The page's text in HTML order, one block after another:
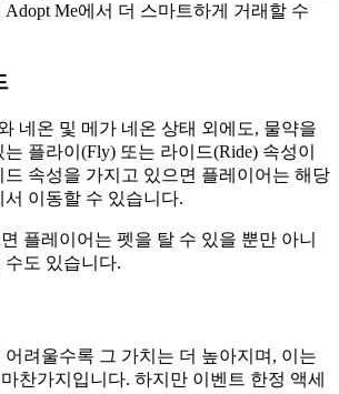
Me에서 더 스마트하게 거래할 수
네온 및 메가 네온 상태 외에도, 물약을
플라이(Fly) 또는 라이드(Ride) 속성이
속성을 가지고 있으면 플레이어는 해당
이동할 수 있습니다.
플레이어는 펫을 탈 수 있을 뿐만 아니
도 있습니다.
려울수록 그 가치는 더 높아지며, 이는
찬가지입니다. 하지만 이벤트 한정 액세